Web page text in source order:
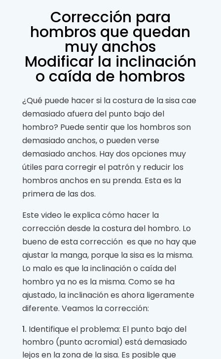
Corrección para
hombros que quedan
muy anchos
Modificar la inclinación
o caída de hombros
¿Qué puede hacer si la costura de la sisa cae
demasiado afuera del punto bajo del
hombro? Puede sentir que los hombros son
demasiado anchos, o pueden verse
demasiado anchos. Hay dos opciones muy
útiles para corregir el patrón y reducir los
hombros anchos en su prenda. Esta es la
primera de las dos.
Este video le explica cómo hacer la
corrección desde la costura del hombro. Lo
bueno de esta corrección es que no hay que
ajustar la manga, porque la sisa es la misma.
Lo malo es que la inclinación o caída del
hombro ya no es la misma. Como se ha
ajustado, la inclinación es ahora ligeramente
diferente. Veamos la corrección:
Identifique el problema: El punto bajo del
hombro (punto acromial) está demasiado
lejos en la zona de la sisa. Es posible que